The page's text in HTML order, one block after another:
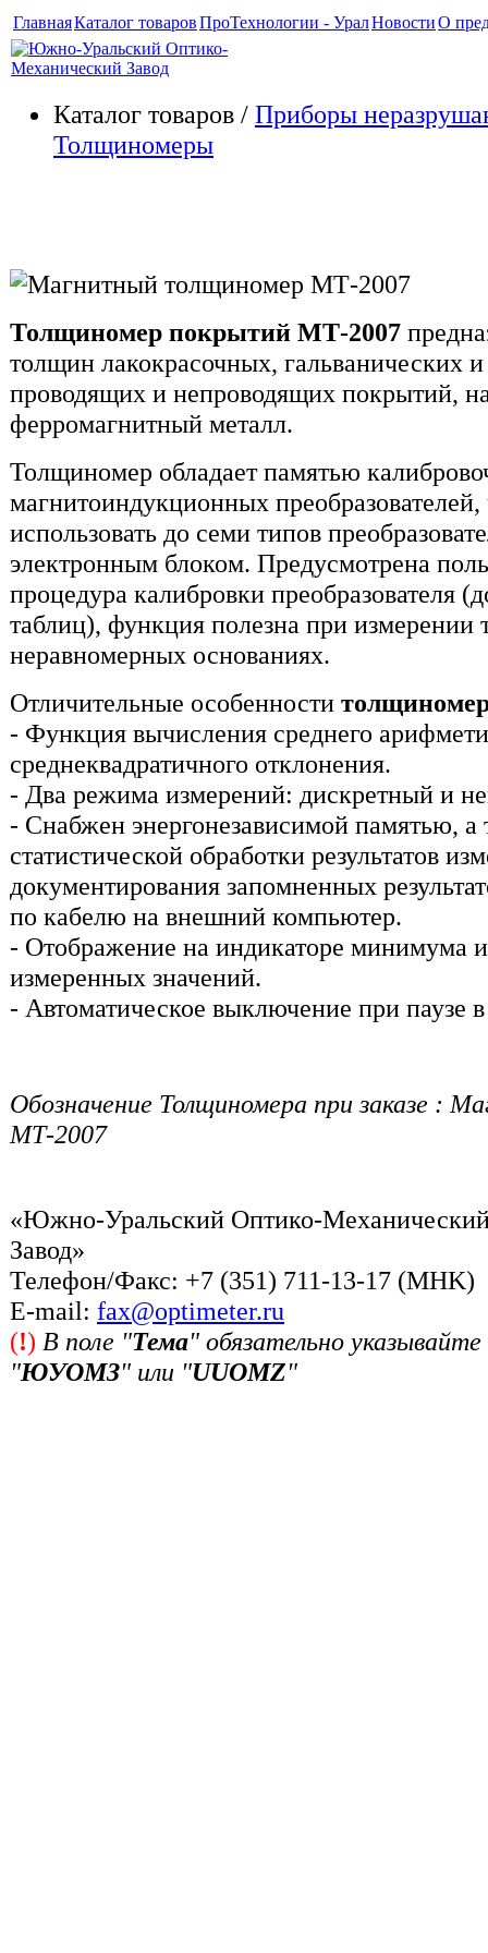
ГлавнаяКаталог товаровПроТехнологии - УралНовостиО
Каталог товаров / Приборы
Толщиномеры
Толщиномер покрытий МТ-2007
толщин лакокрасочных, гальванических
проводящих и непроводящих покрытий,
ферромагнитный металл.
Толщиномер обладает памятью
магнитоиндукционных преобразователей,
использовать до семи типов
электронным блоком. Предусмотрена
процедура калибровки преобразователя
таблиц), функция полезна при измерении
неравномерных основаниях.
Отличительные особенности
- Функция вычисления среднего
среднеквадратичного отклонения.
- Два режима измерений: дискретный и
- Снабжен энергонезависимой памятью,
статистической обработки результатов
документирования запомненных
по кабелю на внешний компьютер.
- Отображение на индикаторе минимума
измеренных значений.
- Автоматическое выключение при паузе в
Обозначение Толщиномера при заказе :
МТ-2007
«Южно-Уральский Оптико-
Завод»
Телефон/Факс: +7 (351) 711-13-17 (MHK)
Е-mail: fax@optimeter.ru
(!) В поле "Тема" обязательно указывайте
"ЮУОМЗ" или "UUOMZ"